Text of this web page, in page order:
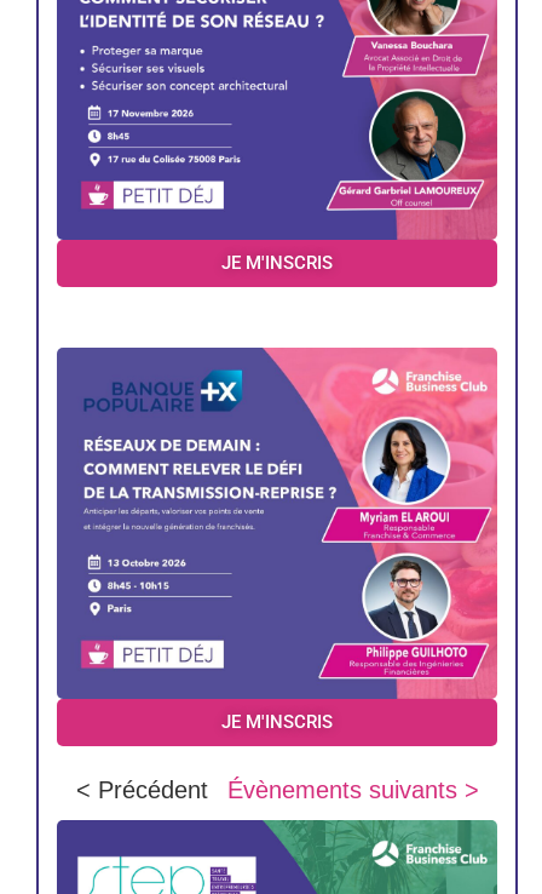
JE M'INSCRIS
JE M'INSCRIS
< Précédent Évènements suivants >